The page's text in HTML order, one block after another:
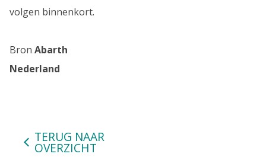
volgen binnenkort.
Bron Abarth
Nederland
TERUG NAAR
OVERZICHT